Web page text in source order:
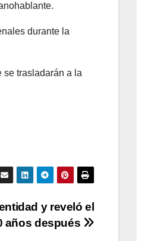
durante la
se trasladarán a la
y reveló el
años después